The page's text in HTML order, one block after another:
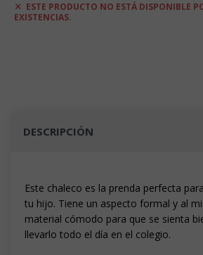
ESTE PRODUCTO NO ESTÁ DISPONIBLE
EXISTENCIAS.
DESCRIPCIÓN
Este chaleco es la prenda perfecta
tu hijo. Tiene un aspecto formal y al
material cómodo para que se sienta
llevarlo todo el día en el colegio.